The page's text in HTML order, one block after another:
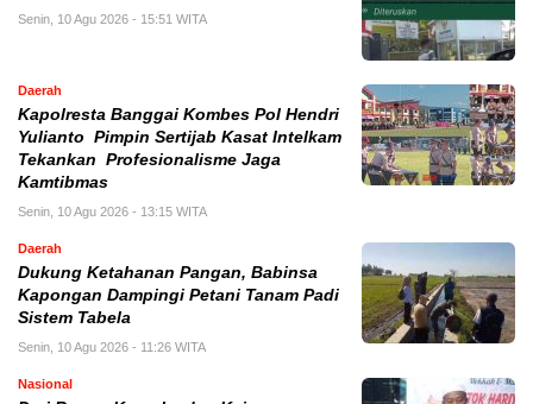
Senin, 10 Agu 2026 - 15:51 WITA
Daerah
Kapolresta Banggai Kombes Pol Hendri
Yulianto Pimpin Sertijab Kasat Intelkam
Tekankan Profesionalisme Jaga
Kamtibmas
Senin, 10 Agu 2026 - 13:15 WITA
Daerah
Dukung Ketahanan Pangan, Babinsa
Kapongan Dampingi Petani Tanam Padi
Sistem Tabela
Senin, 10 Agu 2026 - 11:26 WITA
Nasional